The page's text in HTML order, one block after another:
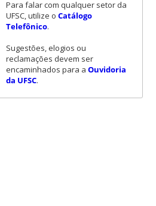
Para falar com qualquer setor da
UFSC, utilize o Catálogo
Telefônico.
Sugestões, elogios ou
reclamações devem ser
encaminhados para a Ouvidoria
da UFSC.